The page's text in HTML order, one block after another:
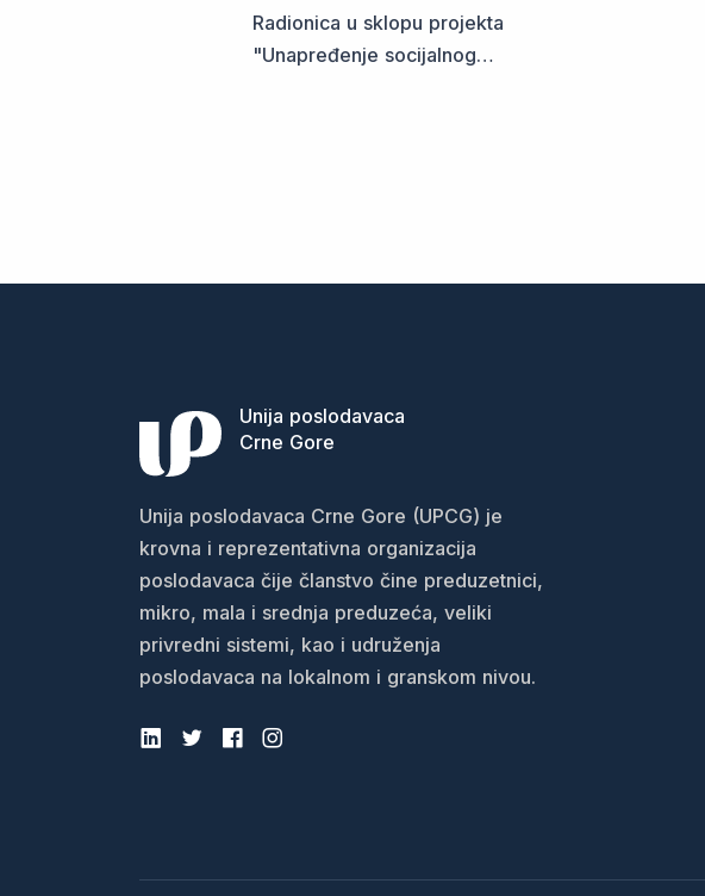
Radionica u sklopu projekta
"Unapređenje socijalnog
Unija poslodavaca
Crne Gore
Unija poslodavaca Crne Gore (UPCG) je
krovna i reprezentativna organizacija
poslodavaca čije članstvo čine preduzetnici,
mikro, mala i srednja preduzeća, veliki
privredni sistemi, kao i udruženja
poslodavaca na lokalnom i granskom nivou.